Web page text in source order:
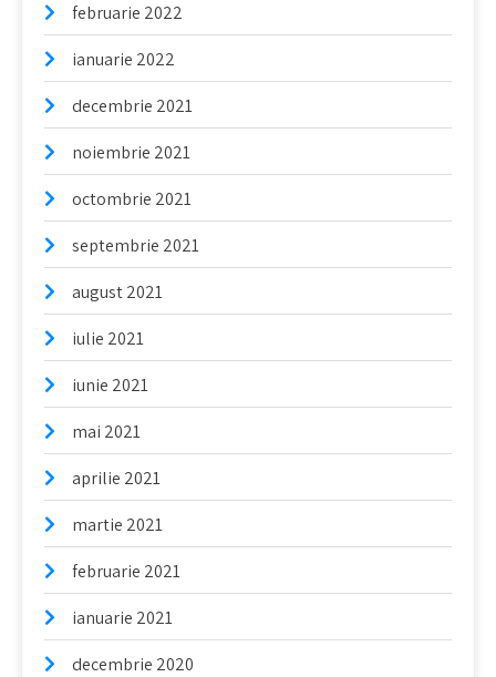
februarie 2022
ianuarie 2022
decembrie 2021
noiembrie 2021
octombrie 2021
septembrie 2021
august 2021
iulie 2021
iunie 2021
mai 2021
aprilie 2021
martie 2021
februarie 2021
ianuarie 2021
decembrie 2020